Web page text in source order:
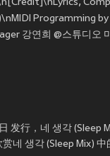
Programming
강연희 @스튜디오
发行，네 생각 (Sleep
네 생각 (Sleep Mix)